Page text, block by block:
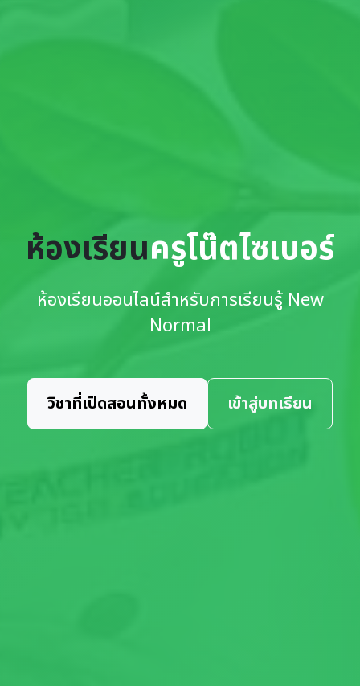
ห้องเรียนครูโน๊ตไซเบอร์
ห้องเรียนออนไลน์สำหรับการเรียนรู้ New
Normal
วิชาที่เปิดสอนทั้งหมด เข้าสู่บทเรียน